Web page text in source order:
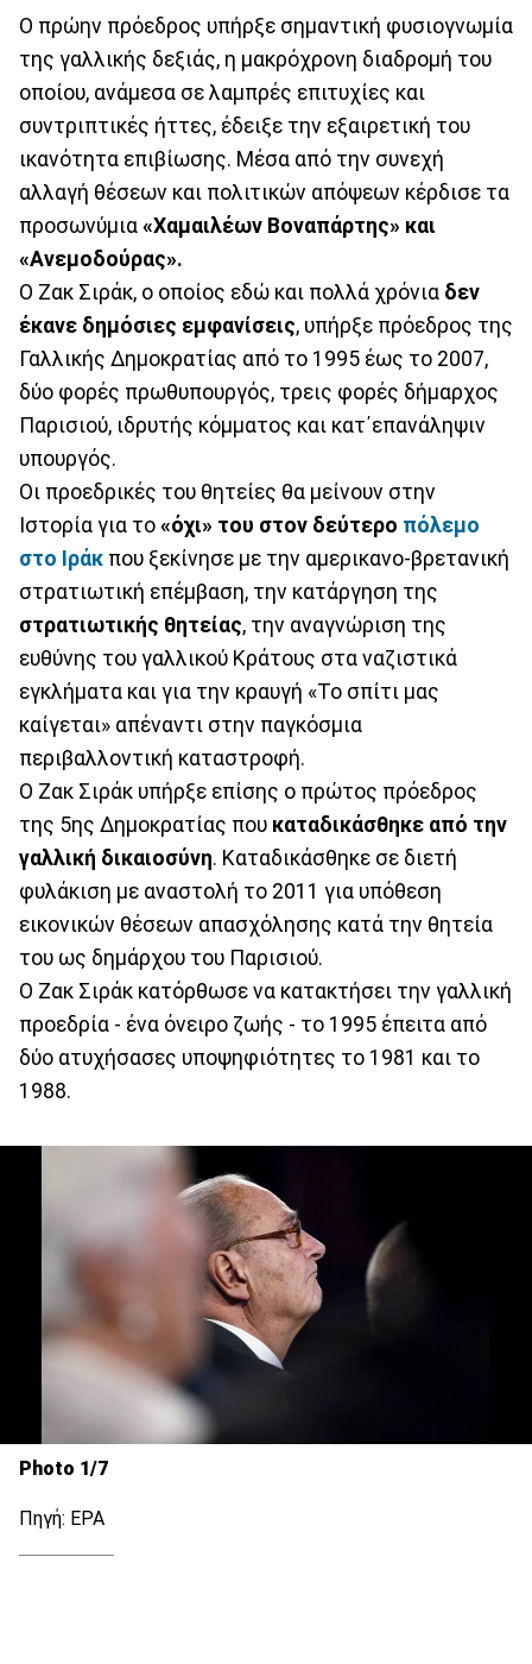
Ο πρώην πρόεδρος υπήρξε σημαντική φυσιογνωμία
της γαλλικής δεξιάς, η μακρόχρονη διαδρομή του
οποίου, ανάμεσα σε λαμπρές επιτυχίες και
συντριπτικές ήττες, έδειξε την εξαιρετική του
ικανότητα επιβίωσης. Μέσα από την συνεχή
αλλαγή θέσεων και πολιτικών απόψεων κέρδισε τα
προσωνύμια «Χαμαιλέων Βοναπάρτης» και
«Ανεμοδούρας».
Ο Ζακ Σιράκ, ο οποίος εδώ και πολλά χρόνια δεν
έκανε δημόσιες εμφανίσεις, υπήρξε πρόεδρος της
Γαλλικής Δημοκρατίας από το 1995 έως το 2007,
δύο φορές πρωθυπουργός, τρεις φορές δήμαρχος
Παρισιού, ιδρυτής κόμματος και κατ΄επανάληψιν
υπουργός.
Οι προεδρικές του θητείες θα μείνουν στην
Ιστορία για το «όχι» του στον δεύτερο πόλεμο
στο Ιράκ που ξεκίνησε με την αμερικανο-βρετανική
στρατιωτική επέμβαση, την κατάργηση της
στρατιωτικής θητείας, την αναγνώριση της
ευθύνης του γαλλικού Κράτους στα ναζιστικά
εγκλήματα και για την κραυγή «Το σπίτι μας
καίγεται» απέναντι στην παγκόσμια
περιβαλλοντική καταστροφή.
Ο Ζακ Σιράκ υπήρξε επίσης ο πρώτος πρόεδρος
της 5ης Δημοκρατίας που καταδικάσθηκε από την
γαλλική δικαιοσύνη. Καταδικάσθηκε σε διετή
φυλάκιση με αναστολή το 2011 για υπόθεση
εικονικών θέσεων απασχόλησης κατά την θητεία
του ως δημάρχου του Παρισιού.
Ο Ζακ Σιράκ κατόρθωσε να κατακτήσει την γαλλική
προεδρία - ένα όνειρο ζωής - το 1995 έπειτα από
δύο ατυχήσασες υποψηφιότητες το 1981 και το
1988.
Photo 1/7
Πηγή: EPA